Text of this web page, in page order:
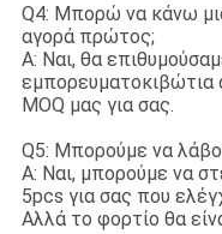
Q4: Μπορώ να κάνω
αγορά πρώτος;
Α: Ναι, θα
εμπορευματοκιβώτια
MOQ μας για σας.
Q5: Μπορούμε να
Α: Ναι, μπορούμε να
5pcs για σας που
Αλλά το φορτίο θα